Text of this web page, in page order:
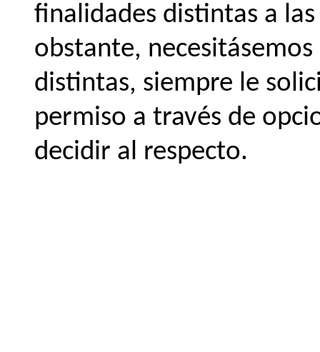
finalidades distintas a
obstante,
distintas, siempre le
permiso a través de
decidir al respecto.